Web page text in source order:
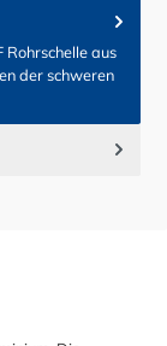
Rohrschelle aus
der schweren